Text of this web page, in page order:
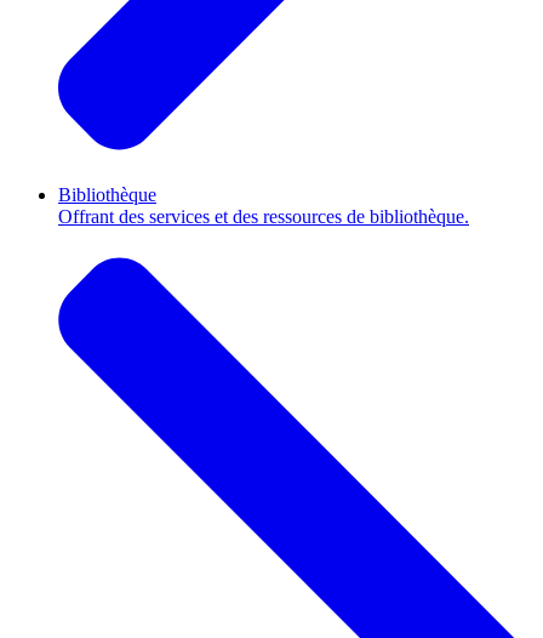
Bibliothèque
Offrant des services et des ressources de bibliothèque.